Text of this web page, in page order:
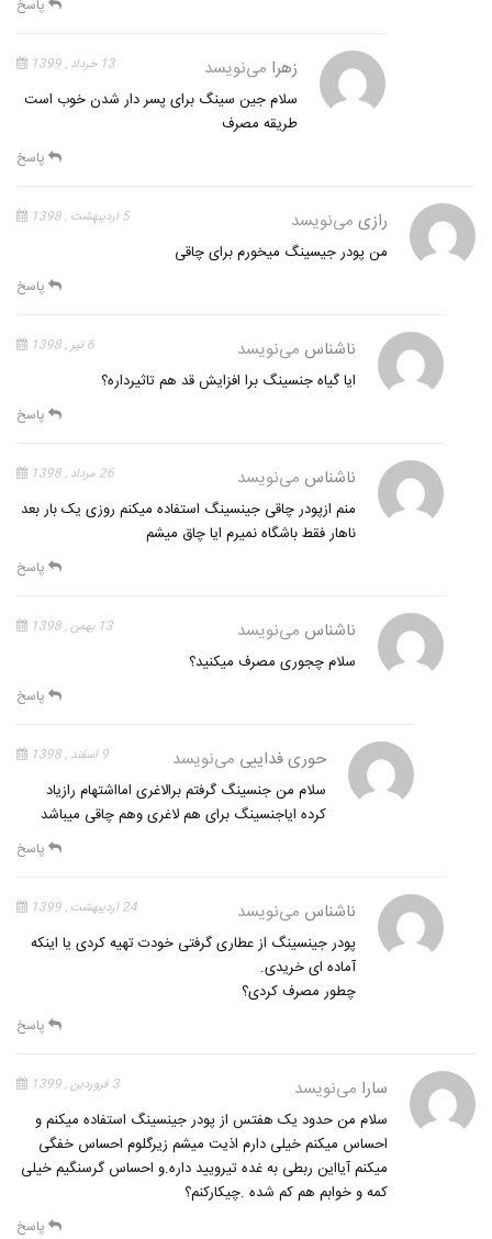
پاسخ
زهرا می‌نویسد 13 خرداد , 1399
سلام جین سینگ برای پسر دار شدن خوب است
طریقه مصرف
پاسخ
رازی می‌نویسد 5 اردیبهشت , 1398
من پودر جیسینگ میخورم برای چاقی
پاسخ
ناشناس می‌نویسد 6 تیر , 1398
ایا گیاه جنسینگ برا افزایش قد هم تاثیرداره؟
پاسخ
ناشناس می‌نویسد 26 مرداد , 1398
منم ازپودر چاقی جینسینگ استفاده میکنم روزی یک بار بعد
ناهار فقط باشگاه نمیرم ایا چاق میشم
پاسخ
ناشناس می‌نویسد 13 بهمن , 1398
سلام چجوری مصرف میکنید؟
پاسخ
حوری فداییی می‌نویسد 9 اسفند , 1398
سلام من جنسینگ گرفتم برالاغری امااشتهام رازیاد
کرده ایاجنسینگ برای هم لاغری وهم چاقی میباشد
پاسخ
ناشناس می‌نویسد 24 اردیبهشت , 1399
پودر جینسینگ از عطاری گرفتی خودت تهیه کردی یا اینکه
آماده ای خریدی.
چطور مصرف کردی؟
پاسخ
سارا می‌نویسد 3 فروردین , 1399
سلام من حدود یک هفتس از پودر جینسینگ استفاده میکنم و
احساس میکنم خیلی دارم اذیت میشم زیرگلوم احساس خفگی
میکنم آیااین ربطی به غده تیرویید داره.و احساس گرسنگیم خیلی
کمه و خوابم هم کم شده .چیکارکنم؟
پاسخ